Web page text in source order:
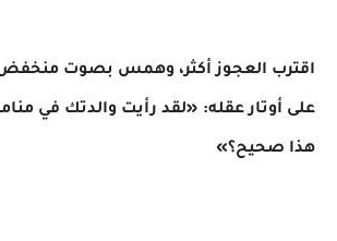
​اقترب العجوز أكثر، وهمس بصوت منخفض
على أوتار عقله: «لقد رأيت والدتك في
هذا صحيح؟»